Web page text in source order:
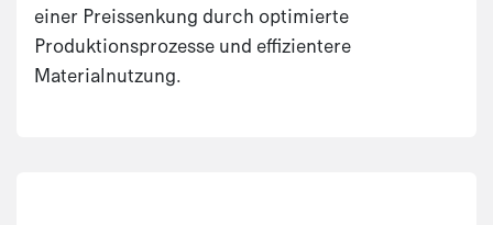
einer Preissenkung durch optimierte
Produktionsprozesse und effizientere
Materialnutzung.